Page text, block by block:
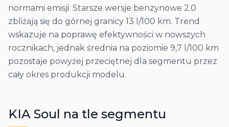
normami emisji. Starsze wersje benzynowe 2.0
zbliżają się do górnej granicy 13 l/100 km. Trend
wskazuje na poprawę efektywności w nowszych
rocznikach, jednak średnia na poziomie 9,7 l/100 km
pozostaje powyżej przeciętnej dla segmentu przez
cały okres produkcji modelu.
KIA Soul na tle segmentu